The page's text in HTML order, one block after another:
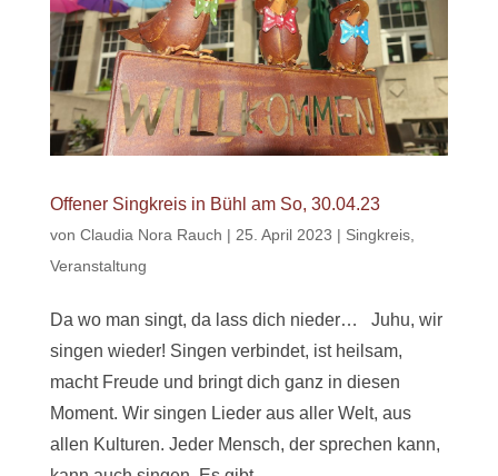
Offener Singkreis in Bühl am So, 30.04.23
von Claudia Nora Rauch | 25. April 2023 | Singkreis,
Veranstaltung
Da wo man singt, da lass dich nieder… Juhu, wir
singen wieder! Singen verbindet, ist heilsam,
macht Freude und bringt dich ganz in diesen
Moment. Wir singen Lieder aus aller Welt, aus
allen Kulturen. Jeder Mensch, der sprechen kann,